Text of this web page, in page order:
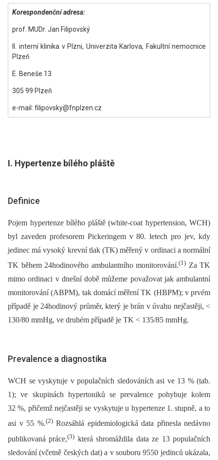
Korespondenční adresa:
prof. MUDr. Jan Filipovský
II. interní klinika v Plzni, Univerzita Karlova, Fakultní nemocnice
Plzeň
E. Beneše 13
305 99 Plzeň
e-mail: filipovsky@fnplzen.cz
I. Hypertenze bílého pláště
Definice
Pojem hypertenze bílého pláště (white-coat hypertension, WCH)
byl zaveden profesorem Pickeringem v 80. letech pro jev, kdy
jedinec má vysoký krevní tlak (TK) měřený v ordinaci a normální
TK během 24hodinového ambulantního monitorování.(1) Za TK
mimo ordinaci v dnešní době můžeme považovat jak ambulantní
monitorování (ABPM), tak domácí měření TK (HBPM); v prvém
případě je 24hodinový průměr, který je brán v úvahu nejčastěji, <
130/80 mmHg, ve druhém případě je TK < 135/85 mmHg.
Prevalence a diagnostika
WCH se vyskytuje v populačních sledováních asi ve 13 % (tab.
1); ve skupinách hypertoniků se prevalence pohybuje kolem
32 %, přičemž nejčastěji se vyskytuje u hypertenze 1. stupně, a to
asi v 55 %.(2)Rozsáhlá epidemiologická data přinesla nedávno
publikovaná práce,(3) která shromáždila data ze 13 populačních
sledování (včetně českých dat) a v souboru 9550 jedinců ukázala,